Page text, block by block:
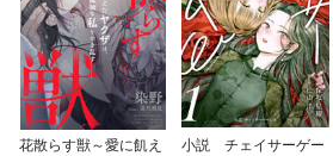
花散らす獣～愛に飢え
小説 チェイサーゲー